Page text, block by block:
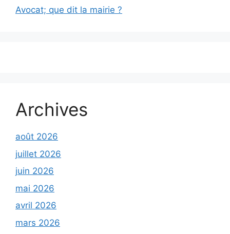
Avocat; que dit la mairie ?
Archives
août 2026
juillet 2026
juin 2026
mai 2026
avril 2026
mars 2026